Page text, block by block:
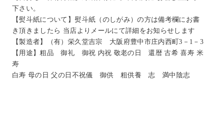
下さい。
【熨斗紙について】熨斗紙（のしがみ）の方は備考欄にお書
き頂きましたら 当店よりメールにて詳細をお知らせします
【製造者】（有）栄久堂吉宗 大阪府豊中市庄内西町3－1－3
【用途】粗品 御礼 御祝 内祝 敬老の日 還暦 古希 喜寿 米
寿
白寿 母の日 父の日不祝儀 御供 粗供養 志 満中陰志